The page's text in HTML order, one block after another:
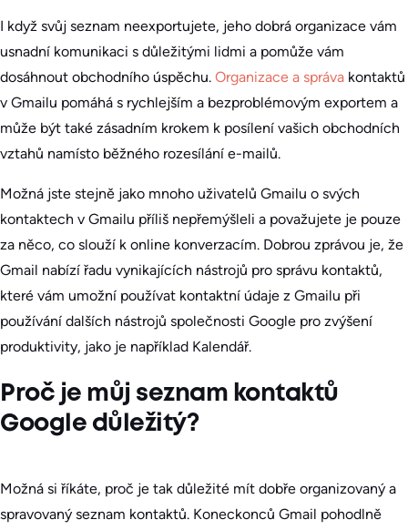
I když svůj seznam neexportujete, jeho dobrá organizace vám
usnadní komunikaci s důležitými lidmi a pomůže vám
dosáhnout obchodního úspěchu. Organizace a správa kontaktů
v Gmailu pomáhá s rychlejším a bezproblémovým exportem a
může být také zásadním krokem k posílení vašich obchodních
vztahů namísto běžného rozesílání e-mailů.
Možná jste stejně jako mnoho uživatelů Gmailu o svých
kontaktech v Gmailu příliš nepřemýšleli a považujete je pouze
za něco, co slouží k online konverzacím. Dobrou zprávou je, že
Gmail nabízí řadu vynikajících nástrojů pro správu kontaktů,
které vám umožní používat kontaktní údaje z Gmailu při
používání dalších nástrojů společnosti Google pro zvýšení
produktivity, jako je například Kalendář.
Proč je můj seznam kontaktů
Google důležitý?
Možná si říkáte, proč je tak důležité mít dobře organizovaný a
spravovaný seznam kontaktů. Koneckonců Gmail pohodlně